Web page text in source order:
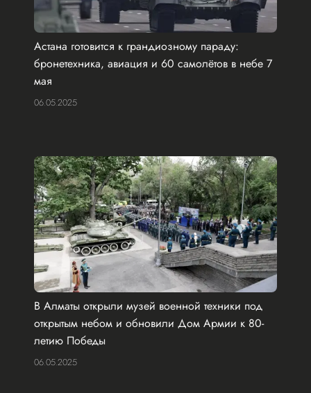
Астана готовится к грандиозному параду:
бронетехника, авиация и 60 самолётов в небе 7
мая
06.05.2025
В Алматы открыли музей военной техники под
открытым небом и обновили Дом Армии к 80-
летию Победы
06.05.2025